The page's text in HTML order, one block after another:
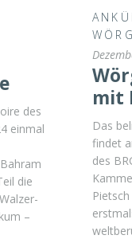
mit
Das
findet
des
des
einmal
die
–